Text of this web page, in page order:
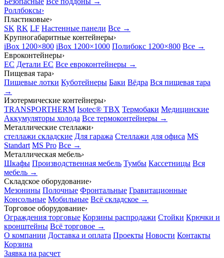
Роллбоксы›
Пластиковые›
SK RK LF Настенные панели Все →
Крупногабаритные контейнеры›
iBox 1200×800 iBox 1200×1000 Полибокс 1200×800 Все →
Евроконтейнеры›
EC Детали EC Все евроконтейнеры →
Пищевая тара›
Пищевые лотки Куботейнеры Баки Вёдра Вся пищевая тара
→
Изотермические контейнеры›
TRANSPORTHERM Isotec® TBX Термобаки Медицинские
Аккумуляторы холода Все термоконтейнеры →
Металлические стеллажи›
стеллажи складские Для гаража Стеллажи для офиса MS
Standart MS Pro Все →
Металлическая мебель›
Шкафы Производственная мебель Тумбы Кассетницы Вся
мебель →
Складское оборудование›
Мезонины Полочные Фронтальные Гравитационные
Консольные Мобильные Всё складское →
Торговое оборудование›
Ограждения торговые Корзины распродажи Стойки Крючки и
кронштейны Всё торговое →
О компании Доставка и оплата Проекты Новости Контакты
Корзина
Заявка на расчет